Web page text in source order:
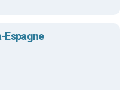
Espagne